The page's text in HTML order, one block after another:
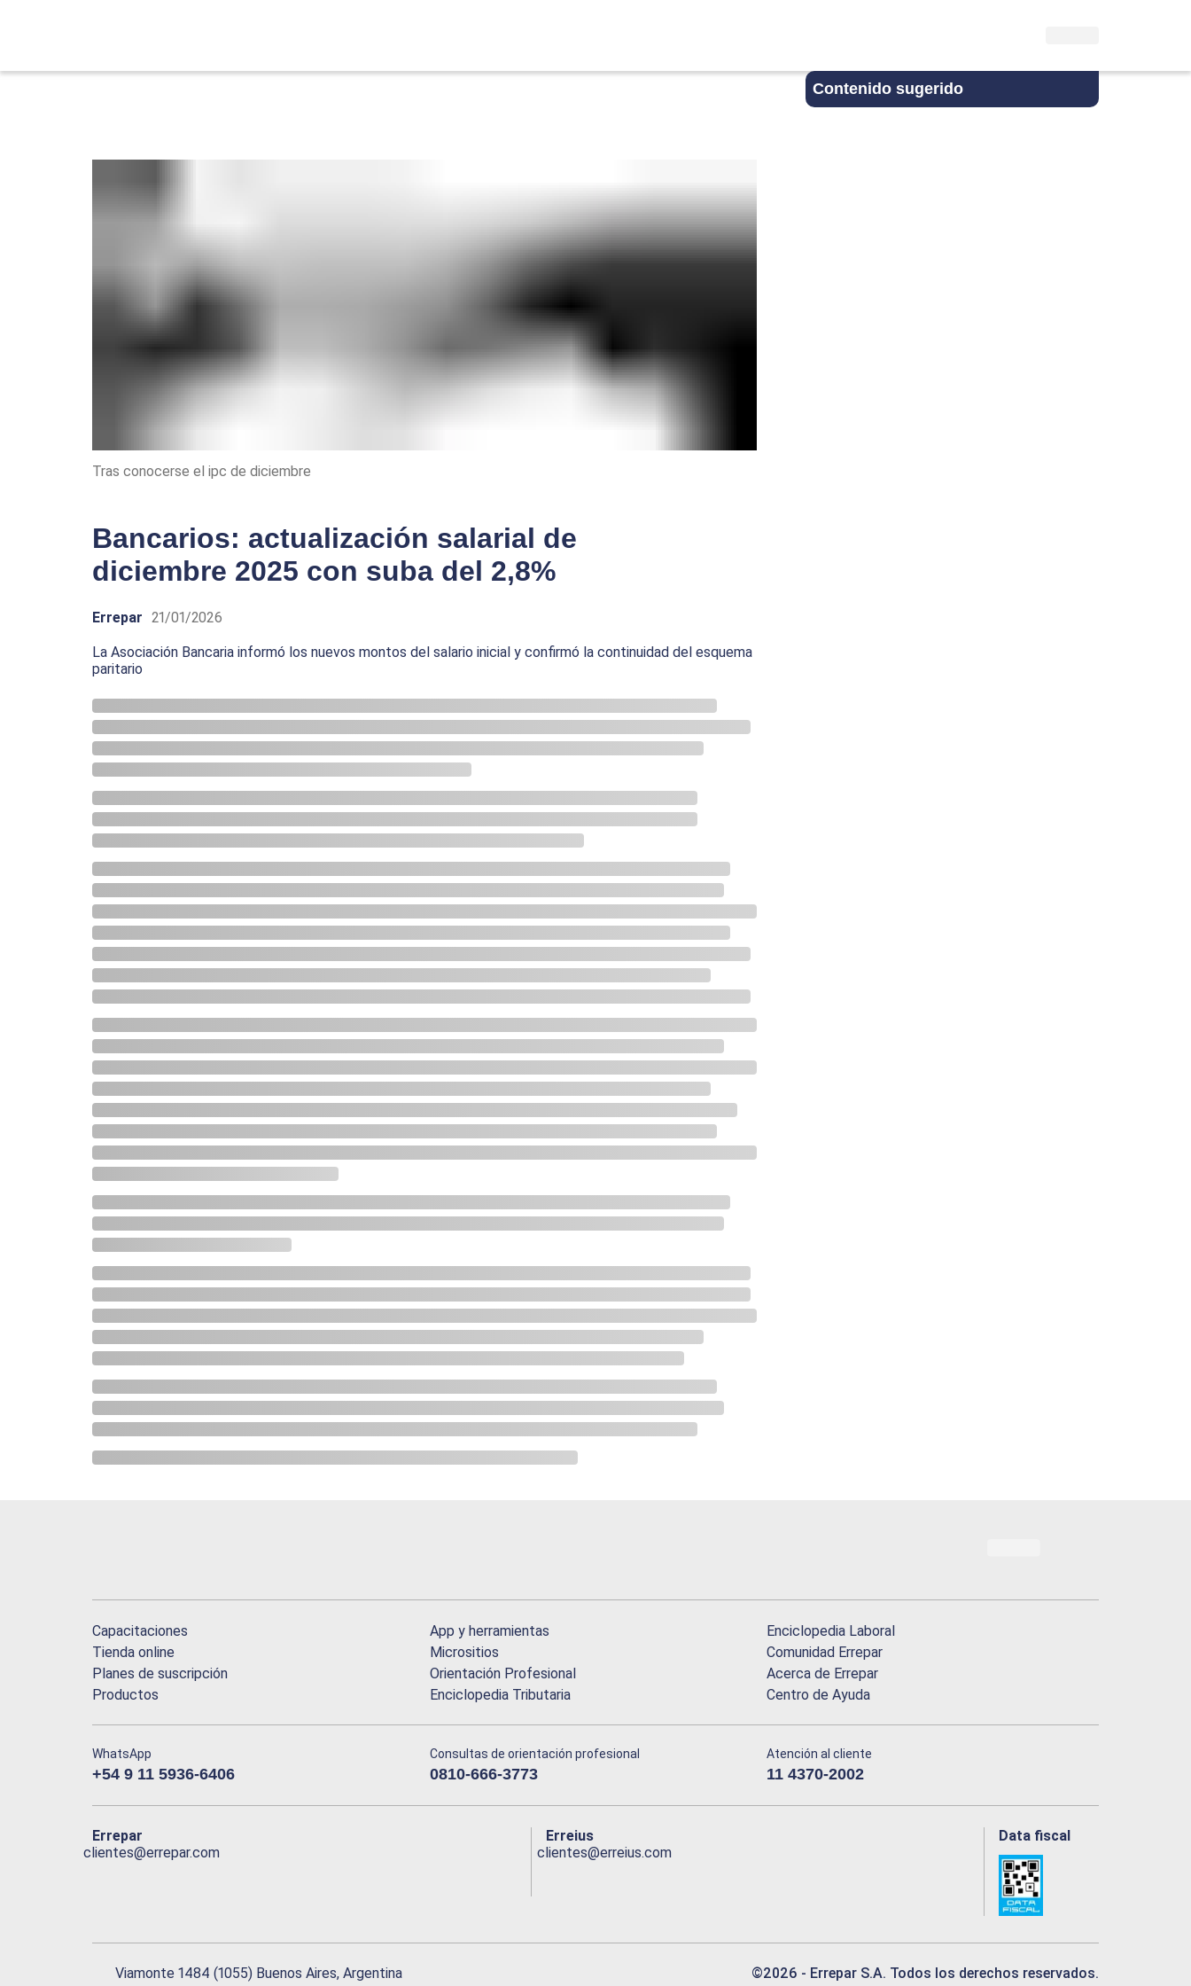
Contenido sugerido
Tras conocerse el ipc de diciembre
Bancarios: actualización salarial de
diciembre 2025 con suba del 2,8%
Errepar 21/01/2026
La Asociación Bancaria informó los nuevos montos del salario inicial y confirmó la continuidad del esquema
paritario
Capacitaciones
Tienda online
Planes de suscripción
Productos
App y herramientas
Micrositios
Orientación Profesional
Enciclopedia Tributaria
Enciclopedia Laboral
Comunidad Errepar
Acerca de Errepar
Centro de Ayuda
WhatsApp
+54 9 11 5936-6406
Consultas de orientación profesional
0810-666-3773
Atención al cliente
11 4370-2002
Errepar
clientes@errepar.com
Erreius
clientes@erreius.com
Data fiscal
Viamonte 1484 (1055) Buenos Aires, Argentina ©2026 - Errepar S.A. Todos los derechos reservados.